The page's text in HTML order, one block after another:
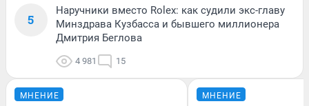
5
Наручники вместо Rolex: как судили экс-главу
Минздрава Кузбасса и бывшего миллионера
Дмитрия Беглова
4 981 15
МНЕНИЕ МНЕНИЕ